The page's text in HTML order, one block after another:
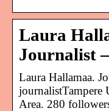
Laura
Journalist
Laura Hallamaa.
Area. 280